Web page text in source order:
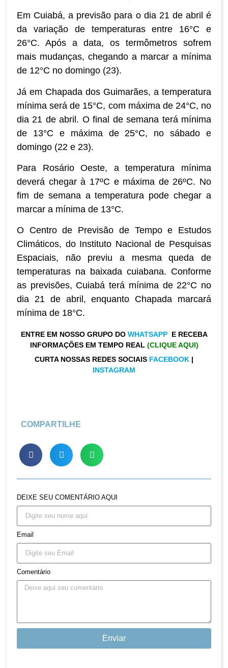
Em Cuiabá, a previsão para o dia 21 de abril é
da variação de temperaturas entre 16°C e
26°C. Após a data, os termômetros sofrem
mais mudanças, chegando a marcar a mínima
de 12°C no domingo (23).
Já em Chapada dos Guimarães, a temperatura
mínima será de 15°C, com máxima de 24°C, no
dia 21 de abril. O final de semana terá mínima
de 13°C e máxima de 25°C, no sábado e
domingo (22 e 23).
Para Rosário Oeste, a temperatura mínima
deverá chegar à 17ºC e máxima de 26ºC. No
fim de semana a temperatura pode chegar a
marcar a mínima de 13°C.
O Centro de Previsão de Tempo e Estudos
Climáticos, do Instituto Nacional de Pesquisas
Espaciais, não previu a mesma queda de
temperaturas na baixada cuiabana. Conforme
as previsões, Cuiabá terá mínima de 22°C no
dia 21 de abril, enquanto Chapada marcará
mínima de 18°C.
ENTRE EM NOSSO GRUPO DO WHATSAPP E RECEBA
INFORMAÇÕES EM TEMPO REAL (CLIQUE AQUI)
CURTA NOSSAS REDES SOCIAIS FACEBOOK |
INSTAGRAM
COMPARTILHE
DEIXE SEU COMENTÁRIO AQUI
Email
Comentário
Enviar